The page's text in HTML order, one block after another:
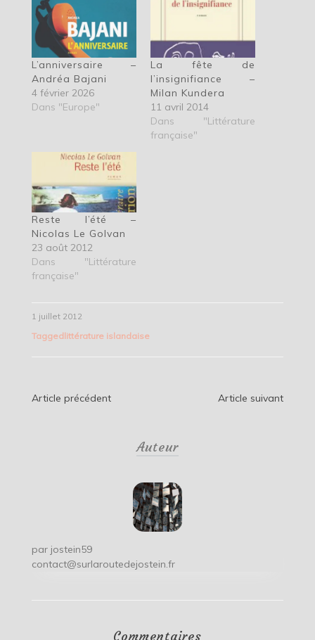
L’anniversaire –
Andréa Bajani
4 février 2026
Dans "Europe"
La fête de
l’insignifiance –
Milan Kundera
11 avril 2014
Dans "Littérature
française"
Reste l’été –
Nicolas Le Golvan
23 août 2012
Dans "Littérature
française"
1 juillet 2012
Taggedlittérature islandaise
Navigation
Article précédent Article suivant
Auteur
par jostein59
contact@surlaroutedejostein.fr
Commentaires